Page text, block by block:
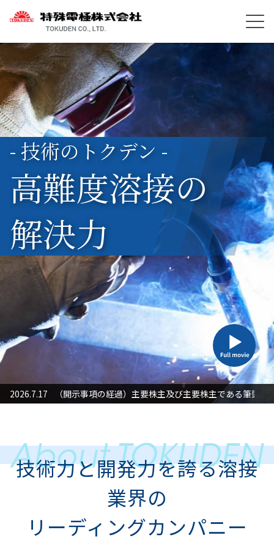
- 技術のトクデン -
高難度溶接の
解決力
対応」に関するお知らせ
2026.7.17 （開示事項の経過）主要株主及び主要株主である筆頭
技術力と開発力を誇る溶接
業界の
リーディングカンパニー